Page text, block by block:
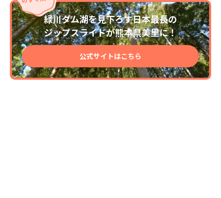
緑川ダム湖を見下ろす日本最長の
ジップスライドが熊本県美里に！
公式サイトはこちら